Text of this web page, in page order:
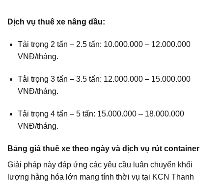
Dịch vụ thuê xe nâng dầu:
Tải trọng 2 tấn – 2.5 tấn: 10.000.000 – 12.000.000
VNĐ/tháng.
Tải trọng 3 tấn – 3.5 tấn: 12.000.000 – 15.000.000
VNĐ/tháng.
Tải trọng 4 tấn – 5 tấn: 15.000.000 – 18.000.000
VNĐ/tháng.
Bảng giá thuê xe theo ngày và dịch vụ rút container
Giải pháp này đáp ứng các yêu cầu luân chuyển khối
lượng hàng hóa lớn mang tính thời vụ tại KCN Thanh